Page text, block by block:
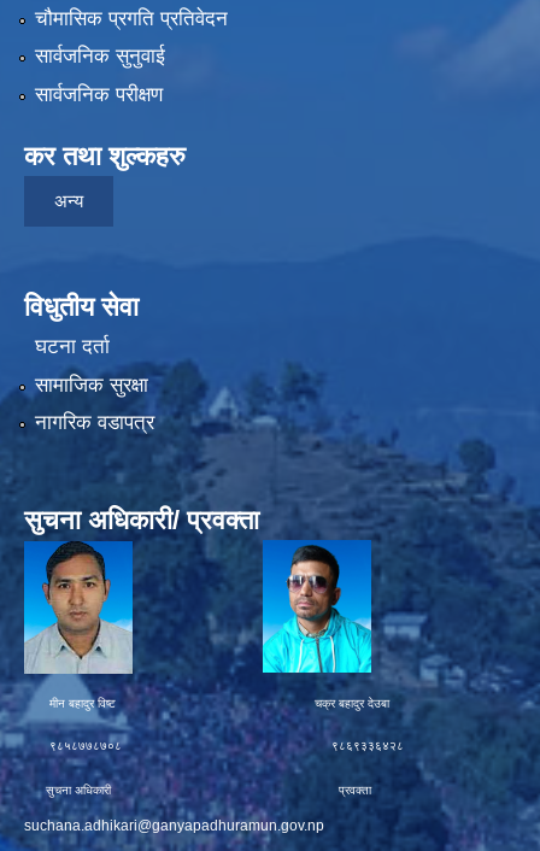
चौमासिक प्रगति प्रतिवेदन
सार्वजनिक सुनुवाई
सार्वजनिक परीक्षण
कर तथा शुल्कहरु
अन्य
विधुतीय सेवा
घटना दर्ता
सामाजिक सुरक्षा
नागरिक वडापत्र
सुचना अधिकारी/ प्रवक्ता
मीन बहादुर विष्ट चक्र बहादुर देउबा
९८५८७७८७०८ ९८६९३३६४२८
सुचना अधिकारी प्रवक्ता
suchana.adhikari@ganyapadhuramun.gov.np